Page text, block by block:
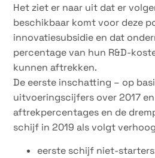
Het ziet er naar uit dat er
beschikbaar komt voor deze
innovatiesubsidie en dat
percentage van hun R&D-
kunnen aftrekken.
De eerste inschatting – op
uitvoeringscijfers over 2017
aftrekpercentages en de
schijf in 2019 als volgt
eerste schijf niet-